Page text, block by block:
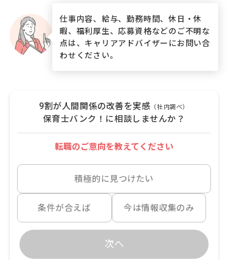
仕事内容、給与、勤務時間、休日・休
暇、福利厚生、応募資格などのご不明な
点は、キャリアアドバイザーにお問い合
わせください。
9割が人間関係の改善を実感 （社内調べ）
保育士バンク！に相談しませんか？
転職のご意向を教えてください
積極的に見つけたい
条件が合えば 今は情報収集のみ
次へ